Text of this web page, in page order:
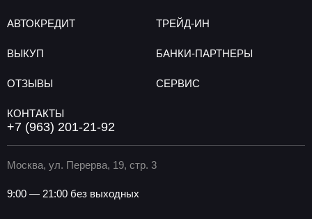
АВТОКРЕДИТ ТРЕЙД-ИН
ВЫКУП БАНКИ-ПАРТНЕРЫ
ОТЗЫВЫ СЕРВИС
КОНТАКТЫ
+7 (963) 201-21-92
Москва, ул. Перерва, 19, стр. 3
9:00 — 21:00 без выходных